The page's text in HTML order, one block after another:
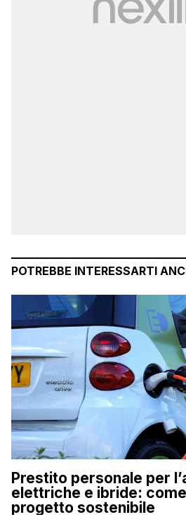
POTREBBE INTERESSARTI
Prestito personale per
elettriche e ibride:
progetto sostenibile